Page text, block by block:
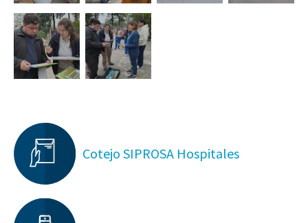
Cotejo SIPROSA Hospitales